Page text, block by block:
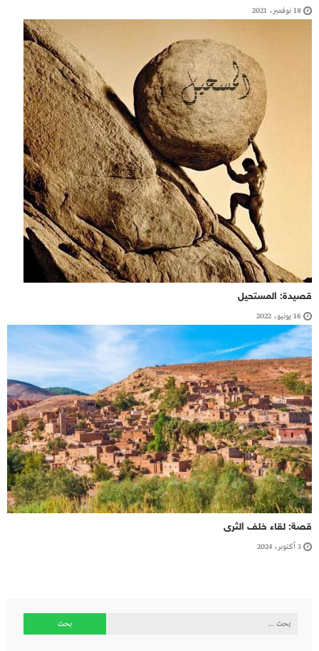
18 نوفمبر، 2021
قصيدة: المستحيل
16 يونيو، 2022
قصة: لقاء خلف الثرى
3 أكتوبر، 2024
البحث